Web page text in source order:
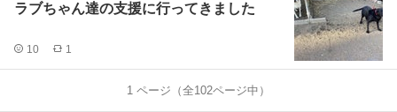
ラブちゃん達の支援に行ってきました
10 1
1 ページ（全102ページ中）